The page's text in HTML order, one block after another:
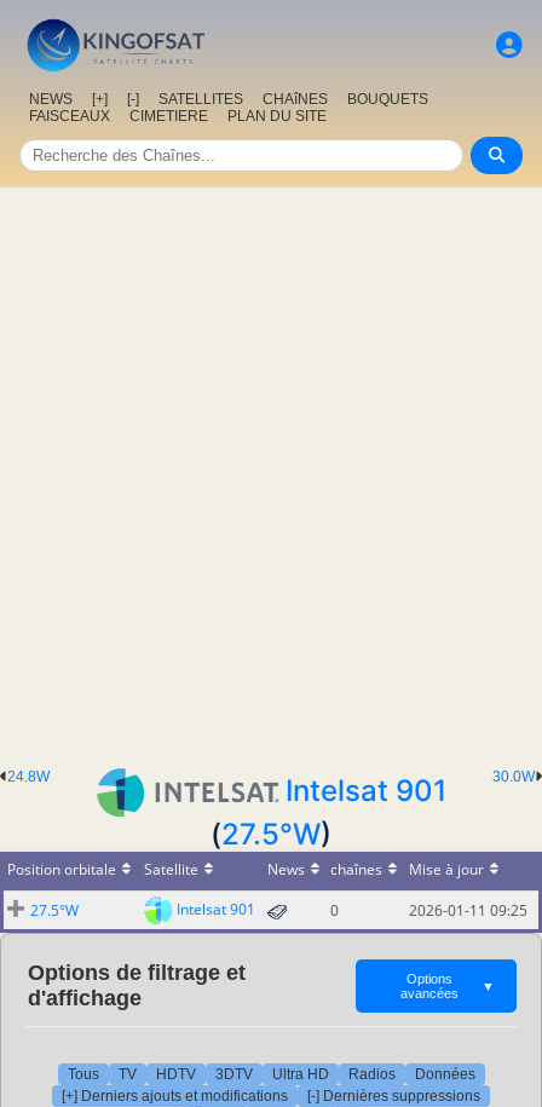
NEWS [+] [-] SATELLITES CHAîNES
BOUQUETS
FAISCEAUX
CIMETIERE PLAN DU SITE
30.0W
24.8W
Intelsat 901
(27.5°W)
Position orbitale Satellite News chaînes
Mise à jour
27.5°W
Intelsat 901 0 2026-01-11 09:25
Options de filtrage et
d'affichage
Options
avancées
▼
Tous TV HDTV 3DTV Ultra HD Radios
Données
[+] Derniers ajouts et modifications
[-] Dernières suppressions